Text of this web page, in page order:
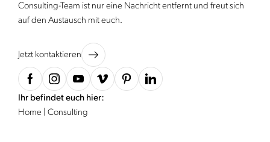
Consulting-Team ist nur eine Nachricht entfernt und freut sich
auf den Austausch mit euch.
Jetzt kontaktieren
Ihr befindet euch hier:
Home
Consulting